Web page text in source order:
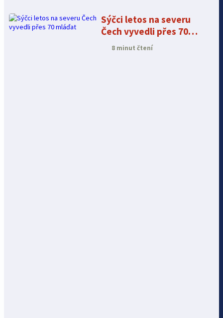
Sýčci letos na severu
Čech vyvedli přes 70
mláďat
8 minut čtení